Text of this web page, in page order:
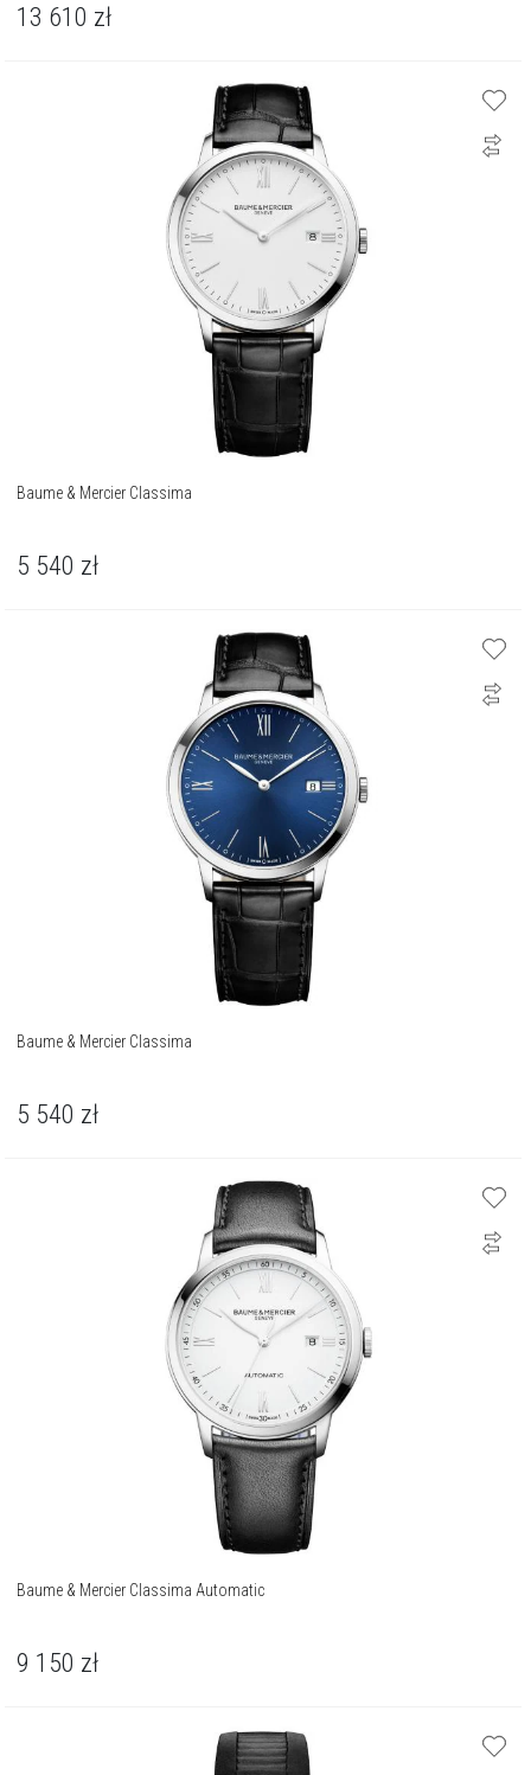
13 610 zł
Baume & Mercier Classima
5 540 zł
Baume & Mercier Classima
5 540 zł
Baume & Mercier Classima Automatic
9 150 zł